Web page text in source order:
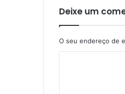
Deixe um
O seu endereço de